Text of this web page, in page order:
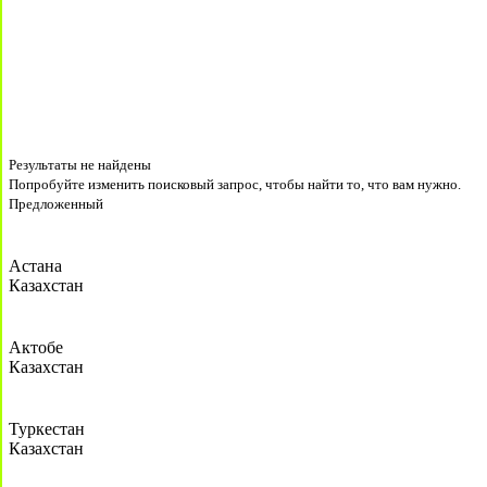
Результаты не найдены
Попробуйте изменить поисковый запрос, чтобы найти то, что вам нужно.
Предложенный
Астана
Казахстан
Актобе
Казахстан
Туркестан
Казахстан